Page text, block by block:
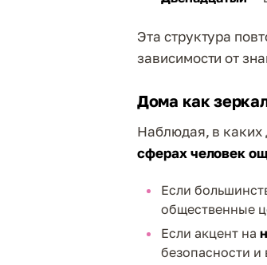
Эта структура
зависимости от
Дома как
Наблюдая, в каких
сферах человек
Если
общественные
Если акцент на
безопасности и